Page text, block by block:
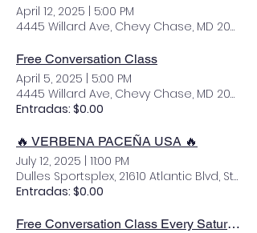
April 12, 2025 | 5:00 PM
4445 Willard Ave, Chevy Chase, MD 20815,
Free Conversation Class
April 5, 2025 | 5:00 PM
4445 Willard Ave, Chevy Chase, MD 20815,
Entradas: $0.00
🔥 VERBENA PACEÑA USA 🔥
July 12, 2025 | 11:00 PM
Dulles Sportsplex, 21610 Atlantic Blvd,
Entradas: $0.00
Free Conversation Class Every Saturday